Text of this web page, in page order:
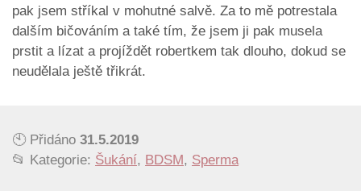
pak jsem stříkal v mohutné salvě. Za to mě potrestala
dalším bičováním a také tím, že jsem ji pak musela
prstit a lízat a projíždět robertkem tak dlouho, dokud se
neudělala ještě třikrát.
🕙 Přidáno 31.5.2019
📂 Kategorie: Šukání, BDSM, Sperma